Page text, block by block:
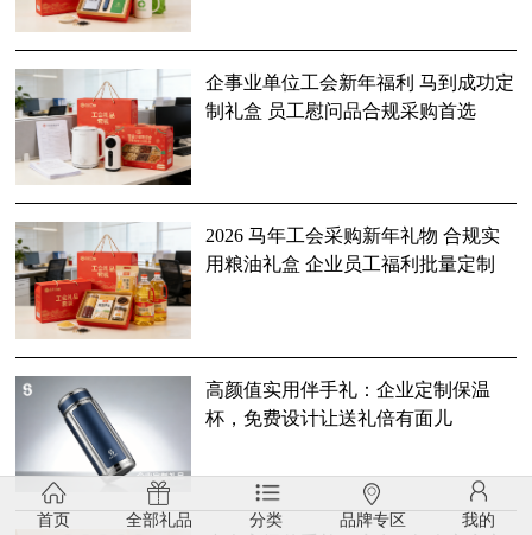
企事业单位工会新年福利 马到成功定
制礼盒 员工慰问品合规采购首选
2026 马年工会采购新年礼物 合规实
用粮油礼盒 企业员工福利批量定制
高颜值实用伴手礼：企业定制保温
杯，免费设计让送礼倍有面儿
首页 全部礼品 分类 品牌专区 我的